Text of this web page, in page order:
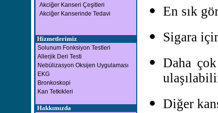
Akciğer Kanseri Çeşitleri
Akciğer Kanserinde Tedavi
Hizmetlerimiz
Solunum Fonksiyon Testleri
Allerjik Deri Testi
Nebülizasyon Oksijen Uygulaması
EKG
Bronkoskopi
Kan Tetkikleri
Hakkımızda
En sık
Sigara
Daha
Diğer